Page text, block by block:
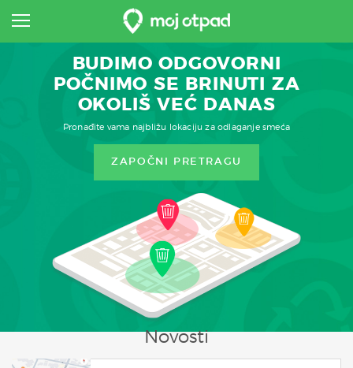
BUDIMO ODGOVORNI
POČNIMO SE BRINUTI ZA
OKOLIŠ VEĆ DANAS
Pronađite vama najbližu lokaciju za odlaganje smeća
ZAPOČNI PRETRAGU
Novosti